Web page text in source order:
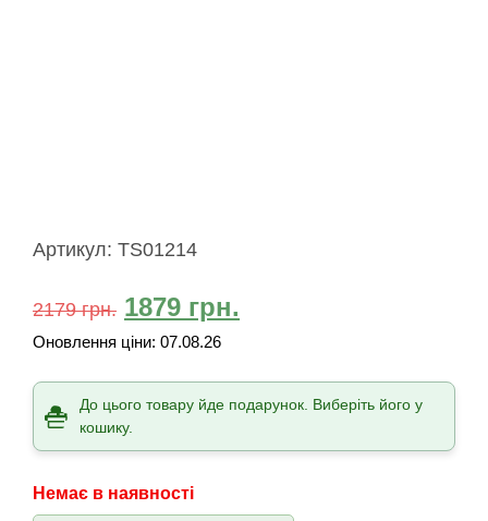
Артикул: TS01214
2179грн. 1879 грн.
Оновлення ціни: 07.08.26
До цього товару йде подарунок. Виберіть його у
кошику.
Немає в наявності